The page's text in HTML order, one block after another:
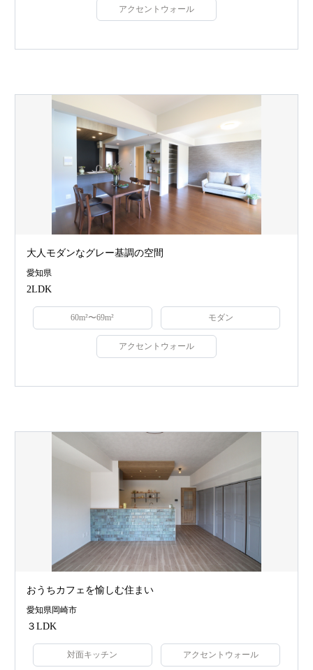
アクセントウォール
大人モダンなグレー基調の空間
愛知県
2LDK
60m²〜69m² モダン
アクセントウォール
おうちカフェを愉しむ住まい
愛知県岡崎市
３LDK
対面キッチン アクセントウォール